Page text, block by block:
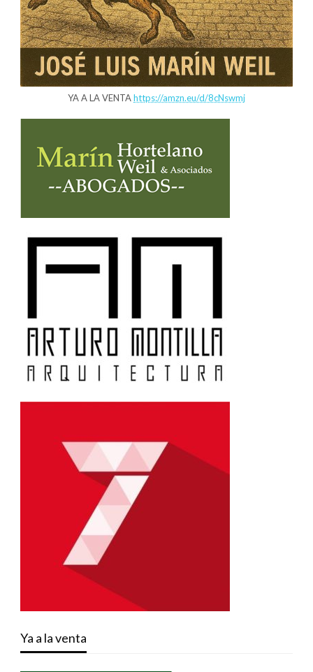
YA A LA VENTAhttps://amzn.eu/d/8cNswmj
Ya a la venta